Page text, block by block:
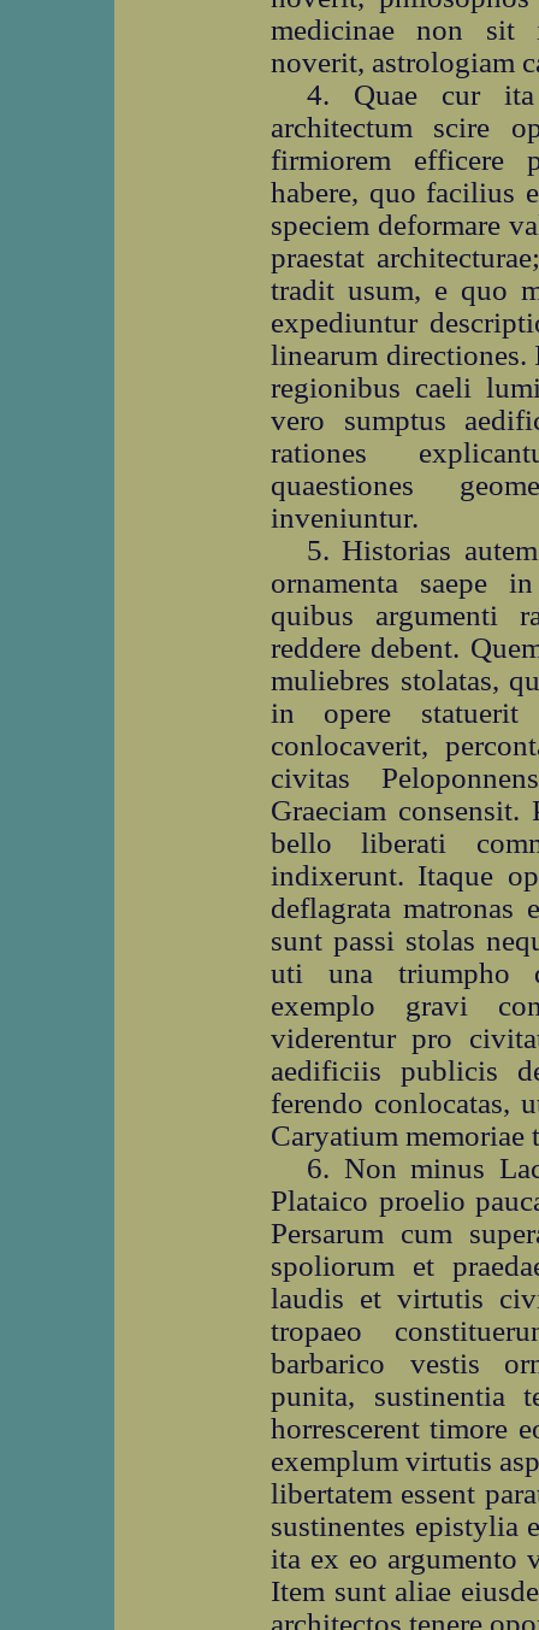
medicinae non sit
noverit, astrologiam
4. Quae cur ita
architectum scire
firmiorem efficere
habere, quo facilius
speciem deformare
praestat
tradit usum, e quo
expediuntur
linearum
regionibus caeli
vero sumptus
rationes
quaestiones
inveniuntur.
5. Historias
ornamenta saepe
quibus argumenti
reddere debent.
muliebres stolatas,
in opere
conlocaverit,
civitas
Graeciam
bello liberati
indixerunt. Itaque
deflagrata matronas
sunt passi stolas
uti una triumpho
exemplo gravi
viderentur pro
aedificiis publicis
ferendo conlocatas,
Caryatium memoriae
6. Non minus
Plataico proelio
Persarum cum
spoliorum et
laudis et virtutis
tropaeo
barbarico vestis
punita, sustinentia
horrescerent timore
exemplum virtutis
libertatem essent
sustinentes epistylia
ita ex eo argumento
Item sunt aliae
architectos tenere